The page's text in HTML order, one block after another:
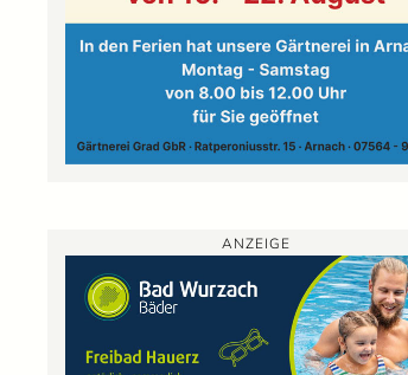
ANZEIGE